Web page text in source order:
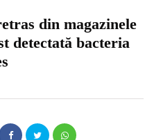
din magazinele
detectată bacteria